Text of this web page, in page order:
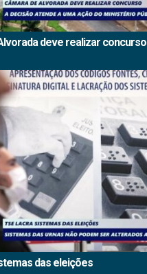
deve realizar concurso
das eleições